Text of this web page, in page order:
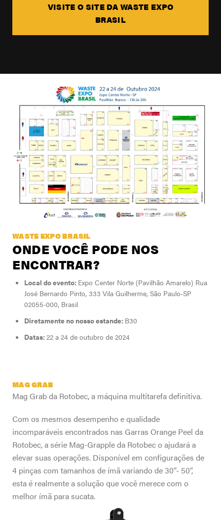
VISITE O SITE DA WASTE EXPO
BRASIL
WASTE EXPO BRASIL
ONDE VOCÊ PODE NOS
ENCONTRAR?
Local do evento: Expo Center Norte (Pavilhão Amarelo) Rua
José Bernardo Pinto, 333 Vila Guilherme, São Paulo-SP
02055-000, Brasil
Diretamente no nosso estande: B30
Datas: 22 a 24 de outubro de 2024
MAG GRAB
Mag Grab da Rotobec, a máquina multitarefa definitiva.
Com os mesmos desempenho e qualidade
incomparáveis encontrados nas Garras Orange Peel da
Rotobec, a série Mag-Grapple da Rotobec o ajudará a
elevar suas operações. Disponível em configurações de
4 pinças com tamanhos de ímã variando de 30”- 50”,
esta é realmente a solução que você merece com o
melhor ímã para sucata.